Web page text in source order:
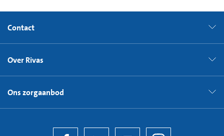
Contact
Over Rivas
Ons zorgaanbod